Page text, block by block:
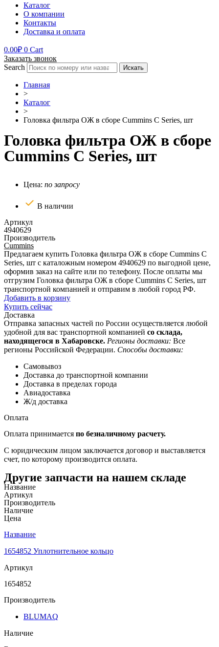
Каталог
О компании
Контакты
Доставка и оплата
0.00₽ 0 Cart
Заказать звонок
Search
Искать
Главная
>
Каталог
>
Головка фильтра ОЖ в сборе Cummins C Series, шт
Головка фильтра ОЖ в сборе
Cummins C Series, шт
Цена: по запросу
В наличии
Артикул
4940629
Производитель
Cummins
Предлагаем купить Головка фильтра ОЖ в сборе Cummins C
Series, шт с каталожным номером 4940629 по выгодной цене,
оформив заказ на сайте или по телефону. После оплаты мы
отгрузим Головка фильтра ОЖ в сборе Cummins C Series, шт
транспортной компанией и отправим в любой город РФ.
Добавить в корзину
Купить сейчас
Доставка
Отправка запасных частей по России осуществляется любой
удобной для вас транспортной компанией со склада,
находящегося в Хабаровске. Регионы доставки: Все
регионы Российской Федерации. Способы доставки:
Самовывоз
Доставка до транспортной компании
Доставка в пределах города
Авиадоставка
Ж/д доставка
Оплата
Оплата принимается по безналичному расчету.
С юридическим лицом заключается договор и выставляется
счет, по которому производится оплата.
Другие запчасти на нашем складе
Название
Артикул
Производитель
Наличие
Цена
Название
1654852 Уплотнительное кольцо
Артикул
1654852
Производитель
BLUMAQ
Наличие